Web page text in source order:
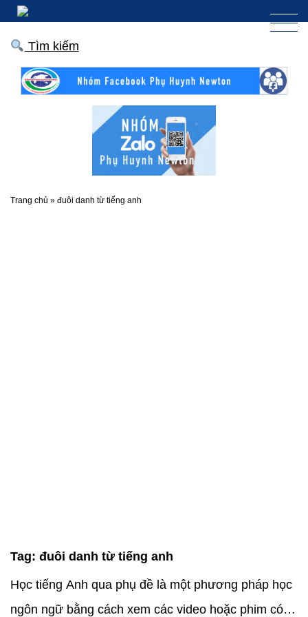
Tìm kiếm
Trang chủ » đuôi danh từ tiếng anh
Tag: đuôi danh từ tiếng anh
Học tiếng Anh qua phụ đề là một phương pháp học
ngôn ngữ bằng cách xem các video hoặc phim có